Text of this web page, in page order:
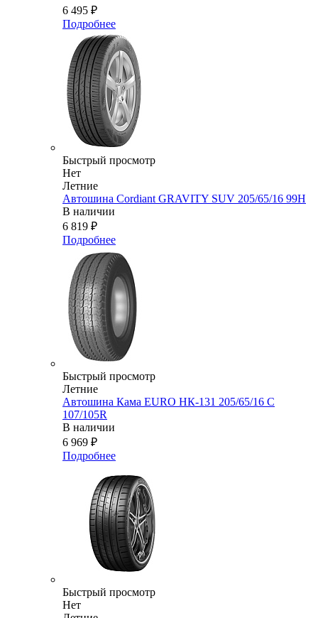
6 495 ₽
Подробнее
Быстрый просмотр
Нет
Летние
Автошина Cordiant GRAVITY SUV 205/65/16 99Н
В наличии
6 819 ₽
Подробнее
Быстрый просмотр
Летние
Автошина Кама EURO НК-131 205/65/16 С
107/105R
В наличии
6 969 ₽
Подробнее
Быстрый просмотр
Нет